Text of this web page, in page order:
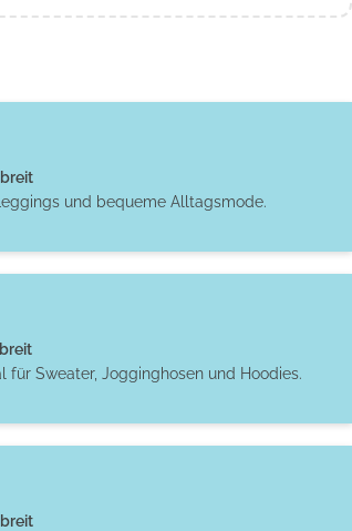
und bequeme Alltagsmode.
Sweater, Jogginghosen und Hoodies.